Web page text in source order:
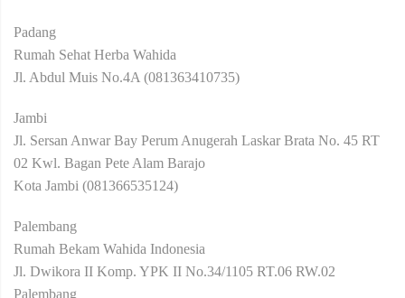
Padang
Rumah Sehat Herba Wahida
Jl. Abdul Muis No.4A (081363410735)
Jambi
Jl. Sersan Anwar Bay Perum Anugerah Laskar Brata No. 45 RT
02 Kwl. Bagan Pete Alam Barajo
Kota Jambi (081366535124)
Palembang
Rumah Bekam Wahida Indonesia
Jl. Dwikora II Komp. YPK II No.34/1105 RT.06 RW.02
Palembang